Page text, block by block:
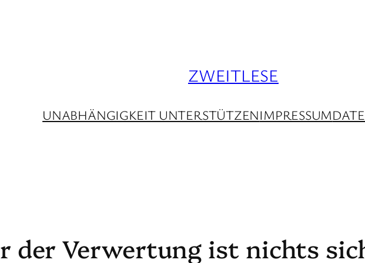
ZWEITLESE
UNABHÄNGIGKEIT UNTERSTÜTZENIMPRESSUM
der Verwertung ist nichts